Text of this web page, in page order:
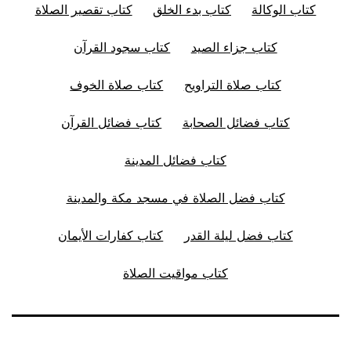
كتاب الوكالة كتاب بدء الخلق كتاب تقصير الصلاة
كتاب جزاء الصيد كتاب سجود القرآن
كتاب صلاة التراويح كتاب صلاة الخوف
كتاب فضائل الصحابة كتاب فضائل القرآن
كتاب فضائل المدينة
كتاب فضل الصلاة في مسجد مكة والمدينة
كتاب فضل ليلة القدر كتاب كفارات الأيمان
كتاب مواقيت الصلاة